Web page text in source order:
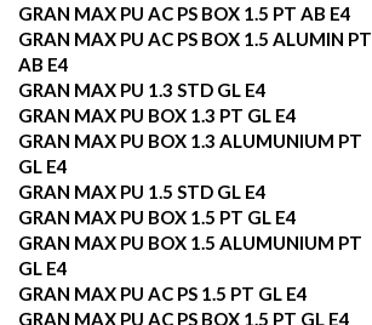
GRAN MAX PU AC PS BOX 1.5 PT AB E4
GRAN MAX PU AC PS BOX 1.5 ALUMIN PT
AB E4
GRAN MAX PU 1.3 STD GL E4
GRAN MAX PU BOX 1.3 PT GL E4
GRAN MAX PU BOX 1.3 ALUMUNIUM PT
GL E4
GRAN MAX PU 1.5 STD GL E4
GRAN MAX PU BOX 1.5 PT GL E4
GRAN MAX PU BOX 1.5 ALUMUNIUM PT
GL E4
GRAN MAX PU AC PS 1.5 PT GL E4
GRAN MAX PU AC PS BOX 1.5 PT GL E4